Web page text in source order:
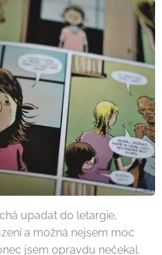
upadat do letargie,
a možná nejsem moc
jsem opravdu nečekal.